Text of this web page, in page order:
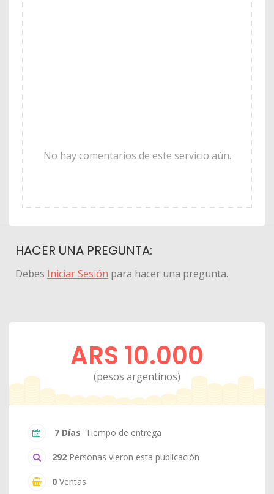
No hay comentarios de este servicio aún.
HACER UNA PREGUNTA:
Debes Iniciar Sesión para hacer una pregunta.
ARS 10.000
(pesos argentinos)
7 Días Tiempo de entrega
292 Personas vieron esta publicación
0 Ventas